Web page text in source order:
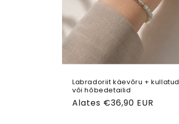
o
o
n
:
Labradoriit käevõru + kullatud
või hõbedetailid
Tavahind
Alates €36,90 EUR